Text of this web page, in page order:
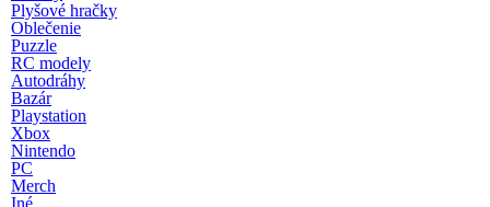
Plyšové hračky
Oblečenie
Puzzle
RC modely
Autodráhy
Bazár
Playstation
Xbox
Nintendo
PC
Merch
Iné